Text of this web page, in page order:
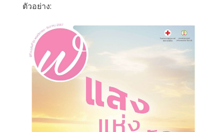
ตัวอย่าง: